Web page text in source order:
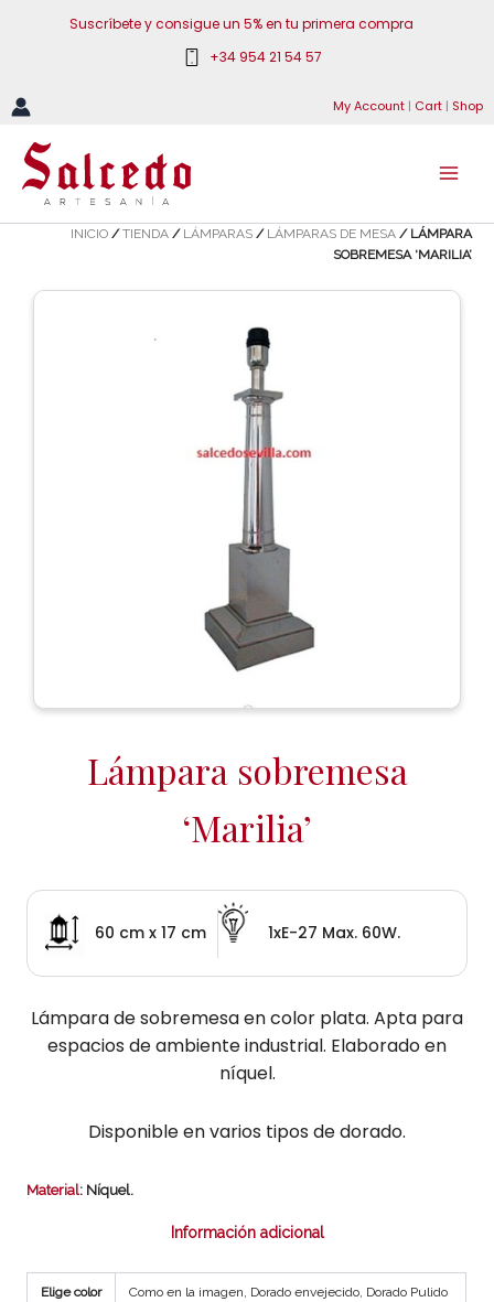
Suscríbete y consigue un 5% en tu primera compra
+34 954 21 54 57
My Account | Cart | Shop
INICIO /TIENDA / LÁMPARAS / LÁMPARAS DE MESA / LÁMPARA
SOBREMESA ‘MARILIA’
Lámpara sobremesa
‘Marilia’
60 cm x 17 cm 1xE-27 Max. 60W.
Lámpara de sobremesa en color plata. Apta para
espacios de ambiente industrial. Elaborado en
níquel.
Disponible en varios tipos de dorado.
Material: Níquel.
Información adicional
Elige color Como en la imagen, Dorado envejecido, Dorado Pulido